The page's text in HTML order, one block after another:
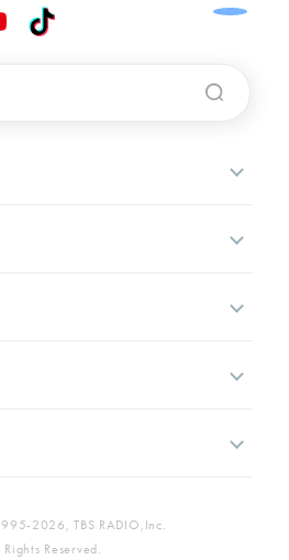
2026, TBS RADIO,Inc.
Reserved.